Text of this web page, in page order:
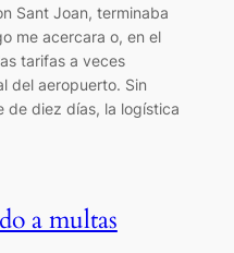
Sant Joan, terminaba
me acercara o, en el
tarifas a veces
del aeropuerto. Sin
de diez días, la logística
a multas